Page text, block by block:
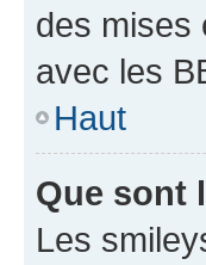
des mises
avec les
Haut
Que sont
Les